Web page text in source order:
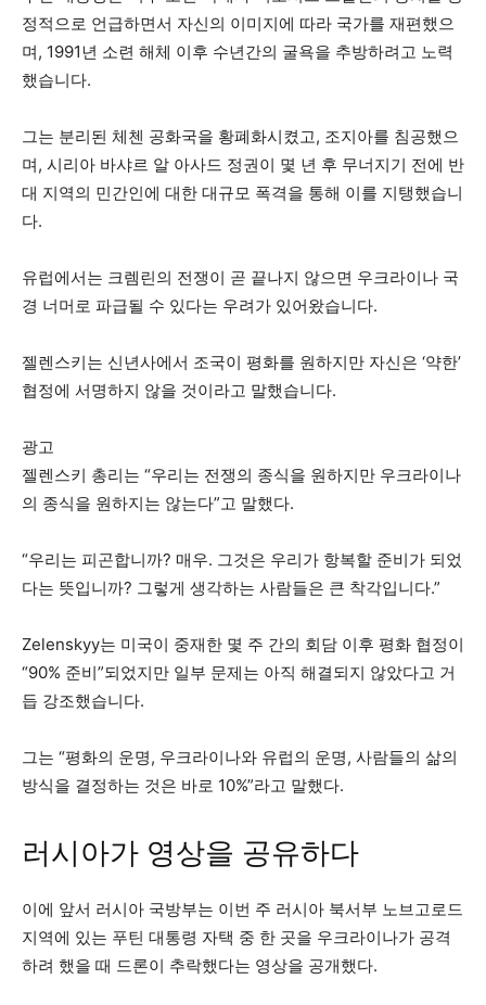
정적으로 언급하면서 자신의 이미지에 따라 국가를 재편했으
며, 1991년 소련 해체 이후 수년간의 굴욕을 추방하려고 노력
했습니다.
그는 분리된 체첸 공화국을 황폐화시켰고, 조지아를 침공했으
며, 시리아 바샤르 알 아사드 정권이 몇 년 후 무너지기 전에 반
대 지역의 민간인에 대한 대규모 폭격을 통해 이를 지탱했습니
다.
유럽에서는 크렘린의 전쟁이 곧 끝나지 않으면 우크라이나 국
경 너머로 파급될 수 있다는 우려가 있어왔습니다.
젤렌스키는 신년사에서 조국이 평화를 원하지만 자신은 ‘약한’
협정에 서명하지 않을 것이라고 말했습니다.
광고
젤렌스키 총리는 “우리는 전쟁의 종식을 원하지만 우크라이나
의 종식을 원하지는 않는다”고 말했다.
“우리는 피곤합니까? 매우. 그것은 우리가 항복할 준비가 되었
다는 뜻입니까? 그렇게 생각하는 사람들은 큰 착각입니다.”
Zelenskyy는 미국이 중재한 몇 주 간의 회담 이후 평화 협정이
“90% 준비”되었지만 일부 문제는 아직 해결되지 않았다고 거
듭 강조했습니다.
그는 “평화의 운명, 우크라이나와 유럽의 운명, 사람들의 삶의
방식을 결정하는 것은 바로 10%”라고 말했다.
러시아가 영상을 공유하다
이에 앞서 러시아 국방부는 이번 주 러시아 북서부 노브고로드
지역에 있는 푸틴 대통령 자택 중 한 곳을 우크라이나가 공격
하려 했을 때 드론이 추락했다는 영상을 공개했다.